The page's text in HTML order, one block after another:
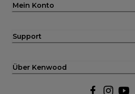
Mein Konto
Support
Über Kenwood